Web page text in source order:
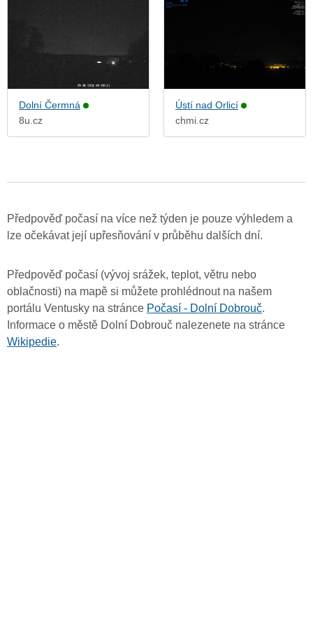
Dolní Čermná
8u.cz
Ústí nad Orlicí
chmi.cz
Předpověď počasí na více než týden je pouze výhledem a
lze očekávat její upřesňování v průběhu dalších dní.
Předpověď počasí (vývoj srážek, teplot, větru nebo
oblačnosti) na mapě si můžete prohlédnout na našem
portálu Ventusky na stránce Počasí - Dolní Dobrouč.
Informace o městě Dolní Dobrouč nalezenete na stránce
Wikipedie.